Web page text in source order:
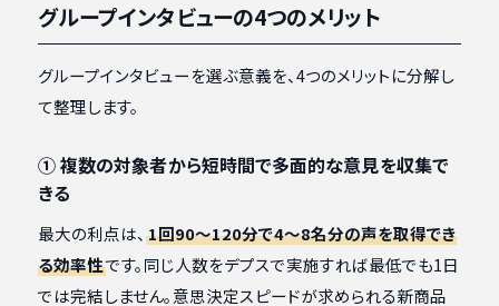
グループインタビューの4つのメリット
グループインタビューを選ぶ意義を、4つのメリットに分解し
て整理します。
① 複数の対象者から短時間で多面的な意見を収集で
きる
最大の利点は、 1回90〜120分で4〜8名分の声を取得でき
る効率性です。同じ人数をデプスで実施すれば最低でも1日
では完結しません。意思決定スピードが求められる新商品